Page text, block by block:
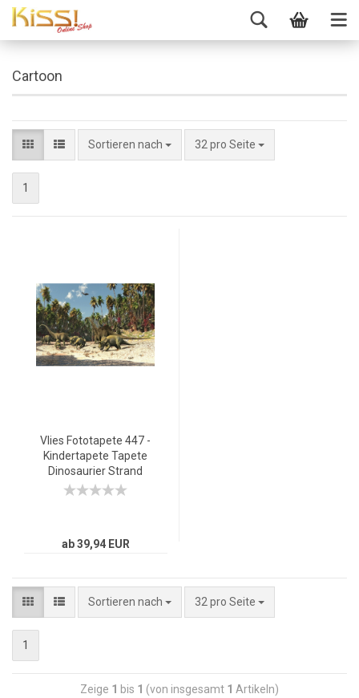
Cartoon
Sortieren nach 32 pro Seite
1
Vlies Fototapete 447 -
Kindertapete Tapete
Dinosaurier Strand
Palmen Animation
ab 39,94 EUR
Sortieren nach 32 pro Seite
1
Zeige 1 bis 1 (von insgesamt 1 Artikeln)